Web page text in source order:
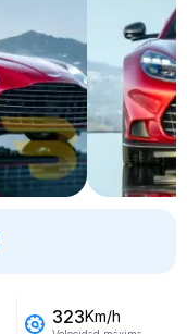
323Km/h